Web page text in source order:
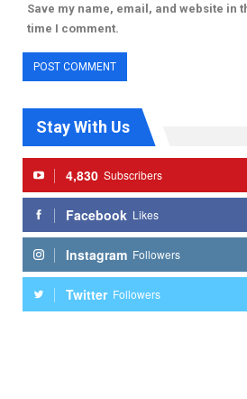
Save my name, email, and website in
time I comment.
Stay With Us
4,830 Subscribers
Facebook Likes
Instagram Followers
Twitter Followers